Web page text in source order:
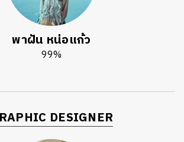
พาฝัน หน่อแก้ว
99%
DESIGNER